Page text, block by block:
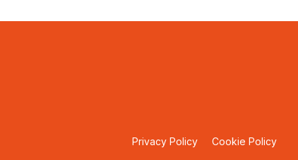
Privacy Policy Cookie Policy